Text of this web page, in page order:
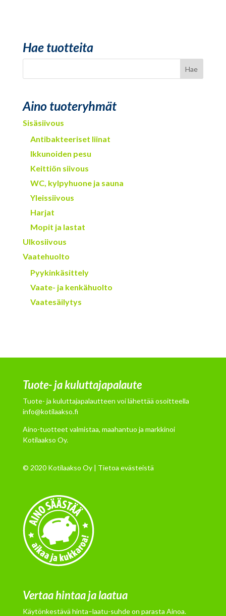
Hae tuotteita
Aino tuoteryhmät
Sisäsiivous
Antibakteeriset liinat
Ikkunoiden pesu
Keittiön siivous
WC, kylpyhuone ja sauna
Yleissiivous
Harjat
Mopit ja lastat
Ulkosiivous
Vaatehuolto
Pyykinkäsittely
Vaate- ja kenkähuolto
Vaatesäilytys
Tuote- ja kuluttajapalaute
Tuote- ja kuluttajapalautteen voi lähettää osoitteella
info@kotilaakso.fi
Aino-tuotteet valmistaa, maahantuo ja markkinoi
Kotilaakso Oy.
© 2020 Kotilaakso Oy | Tietoa evästeistä
Vertaa hintaa ja laatua
Käytönkestävä hinta–laatu-suhde on parasta Ainoa.